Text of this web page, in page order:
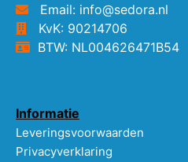
Email: info@sedora.nl
KvK: 90214706
BTW: NL004626471B54
Informatie
Leveringsvoorwaarden
Privacyverklaring